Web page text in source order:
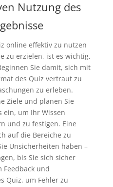
Nutzung des
online effektiv zu nutzen
zu erzielen, ist es wichtig,
Sie damit, sich mit
des Quiz vertraut zu
zu erleben.
Ziele und planen Sie
ein, um Ihr Wissen
und zu festigen. Eine
auf die Bereiche zu
Unsicherheiten haben –
bis Sie sich sicher
Feedback und
Quiz, um Fehler zu